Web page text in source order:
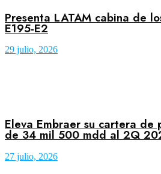
Presenta LATAM cabina de
E195-E2
29 julio, 2026
Eleva Embraer su cartera de
de 34 mil 500 mdd al 2Q
27 julio, 2026